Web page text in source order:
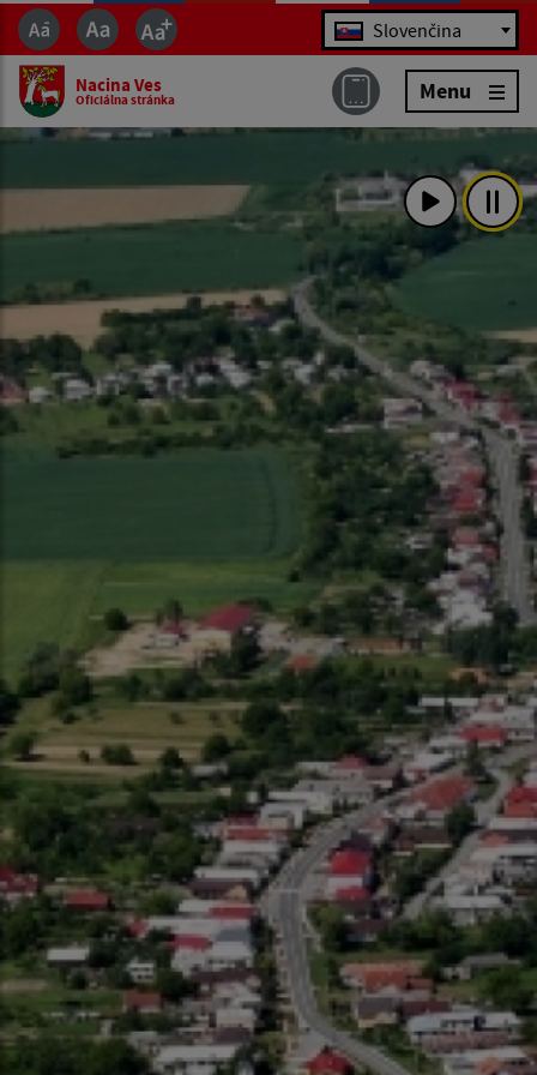
Jazyk Slovenčina
Nacina Ves
Oficiálna stránka Menu